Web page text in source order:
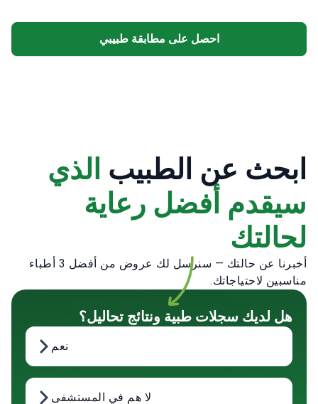
احصل على مطابقة طبيبي
ابحث عن الطبيب الذي
سيقدم أفضل رعاية
لحالتك
أخبرنا عن حالتك — سنرسل لك عروض من أفضل 3 أطباء
مناسبين لاحتياجاتك.
هل لديك سجلات طبية ونتائج تحاليل؟
نعم
لا هم في المستشفى